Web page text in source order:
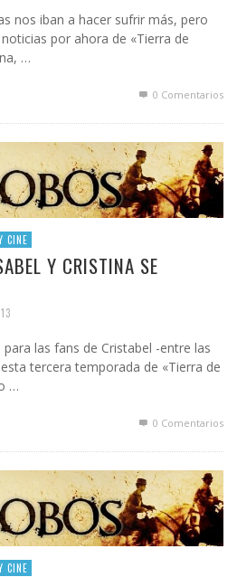
nos iban a hacer sufrir más, pero
por ahora de «Tierra de
…
0 Comentarios
CINE
Y CRISTINA SE
las fans de Cristabel -entre las
tercera temporada de «Tierra de
…
0 Comentarios
CINE